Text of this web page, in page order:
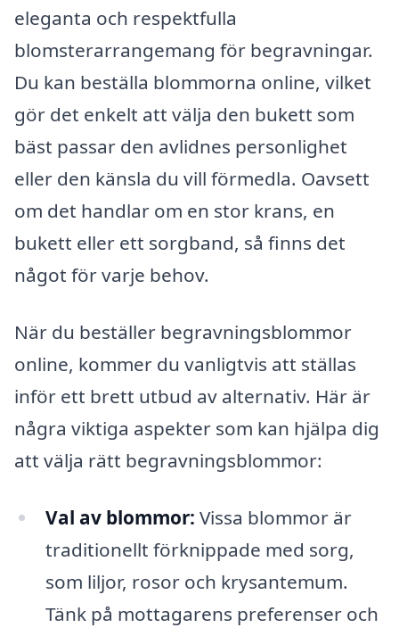
eleganta och respektfulla
blomsterarrangemang för begravningar.
Du kan beställa blommorna online, vilket
gör det enkelt att välja den bukett som
bäst passar den avlidnes personlighet
eller den känsla du vill förmedla. Oavsett
om det handlar om en stor krans, en
bukett eller ett sorgband, så finns det
något för varje behov.
När du beställer begravningsblommor
online, kommer du vanligtvis att ställas
inför ett brett utbud av alternativ. Här är
några viktiga aspekter som kan hjälpa dig
att välja rätt begravningsblommor:
Val av blommor: Vissa blommor är
traditionellt förknippade med sorg,
som liljor, rosor och krysantemum.
Tänk på mottagarens preferenser och